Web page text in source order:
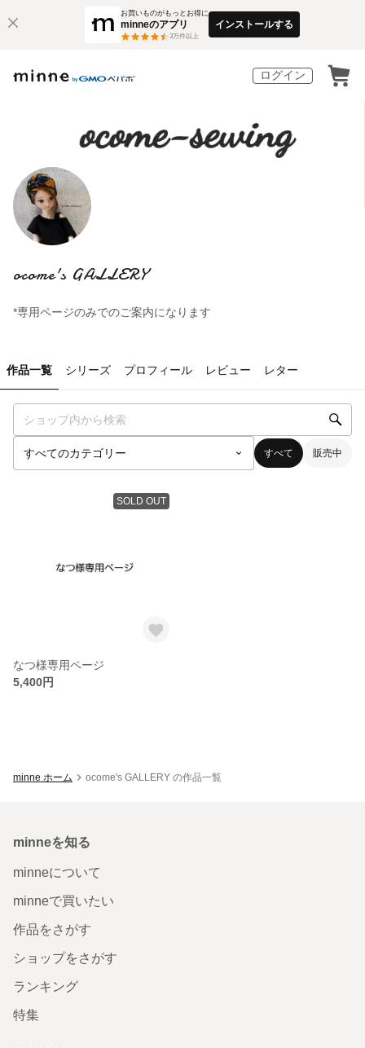
お買いものがもっとお得に
minneのアプリ
3万件以上
インストールする
ログイン
ocome's GALLERY
*専用ページのみでのご案内になります
作品一覧 シリーズ プロフィール レビュー レター
すべて 販売中
SOLD OUT
なつ様専用ページ
5,400円
minne ホーム ocome's GALLERY の作品一覧
minneを知る
minneについて
minneで買いたい
作品をさがす
ショップをさがす
ランキング
特集